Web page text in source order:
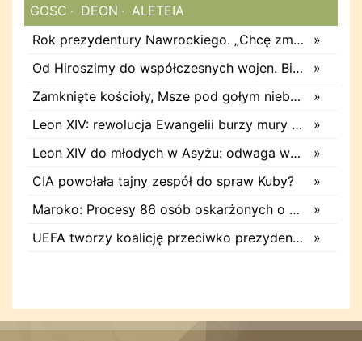
GOSC DEON
ALETEIA
»
Rok prezydentury Nawrockiego. „Chcę zmienić jej model”
»
Od Hiroszimy do współczesnych wojen. Biskupi Japonii apelują o pokój
»
Zamknięte kościoły, Msze pod gołym niebem. Pozzuoli po trzęsieniu
»
Leon XIV: rewolucja Ewangelii burzy mury dzielące ludzi
»
Leon XIV do młodych w Asyżu: odwaga wyboru na całe życie jest rewolucyjna
»
CIA powołała tajny zespół do spraw Kuby?
»
Maroko: Procesy 86 osób oskarżonych o wywołanie kryzysu migracyjnego
»
UEFA tworzy koalicję przeciwko prezydentowi FIFA Gianniemu Infantino